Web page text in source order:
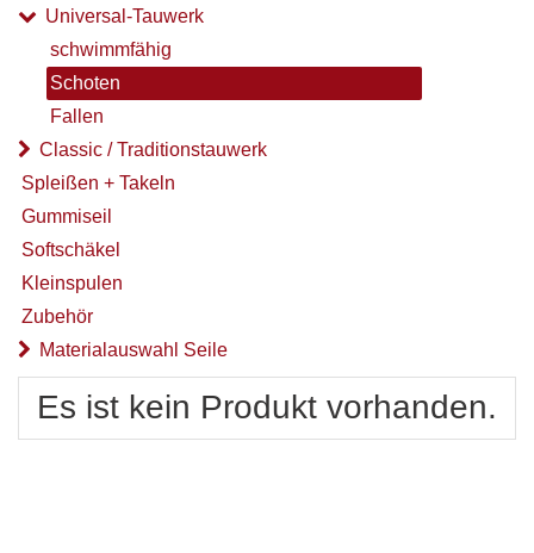
Universal-Tauwerk
schwimmfähig
Schoten
Fallen
Classic / Traditionstauwerk
Spleißen + Takeln
Gummiseil
Softschäkel
Kleinspulen
Zubehör
Materialauswahl Seile
Es ist kein Produkt vorhanden.